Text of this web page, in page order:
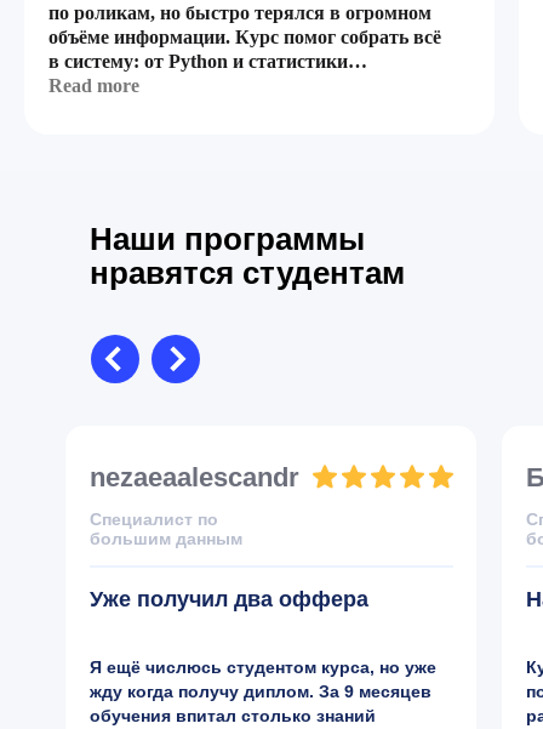
по роликам, но быстро терялся в огромном
объёме информации. Курс помог собрать всё
в систему: от Python и статистики
до машинного обучения. После финального
Read more
Наши программы
нравятся студентам
nezaeaalescandr
Специалист по
большим данным
Я ещё числюсь студентом курса, но уже
жду когда получу диплом. За 9 месяцев
обучения впитал столько знаний
Уже получил два оффера